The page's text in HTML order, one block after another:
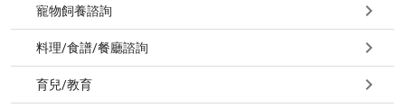
寵物飼養諮詢
料理/食譜/餐廳諮詢
育兒/教育